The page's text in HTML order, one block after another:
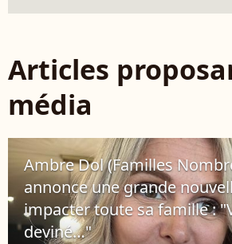
Articles
média
Ambre Dol (Familles
annonce une grande
impacter toute sa famille :
deviné…"